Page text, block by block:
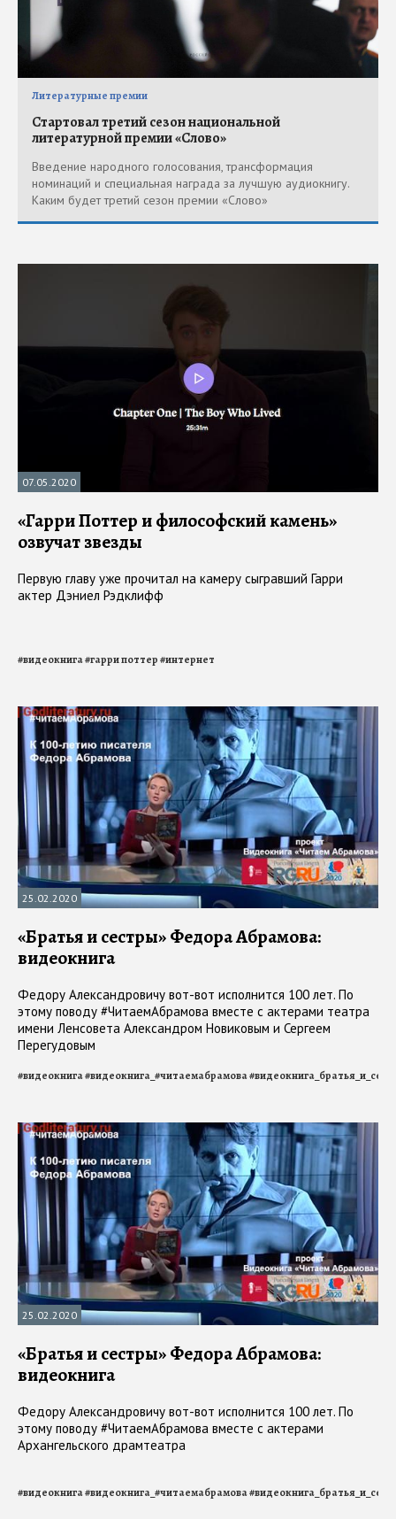
Литературные премии
Стартовал третий сезон национальной
литературной премии «Слово»
Введение народного голосования, трансформация
номинаций и специальная награда за лучшую аудиокнигу.
Каким будет третий сезон премии «Слово»
07.05.2020
«Гарри Поттер и философский камень»
озвучат звезды
Первую главу уже прочитал на камеру сыгравший Гарри
актер Дэниел Рэдклифф
#видеокнига#гарри поттер#интернет
25.02.2020
«Братья и сестры» Федора Абрамова:
видеокнига
Федору Александровичу вот-вот исполнится 100 лет. По
этому поводу #ЧитаемАбрамова вместе с актерами театра
имени Ленсовета Александром Новиковым и Сергеем
Перегудовым
#видеокнига#видеокнига_#читаемабрамова#
25.02.2020
«Братья и сестры» Федора Абрамова:
видеокнига
Федору Александровичу вот-вот исполнится 100 лет. По
этому поводу #ЧитаемАбрамова вместе с актерами
Архангельского драмтеатра
#видеокнига#видеокнига_#читаемабрамова#